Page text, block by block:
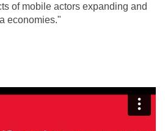
of mobile actors expanding and
economies."